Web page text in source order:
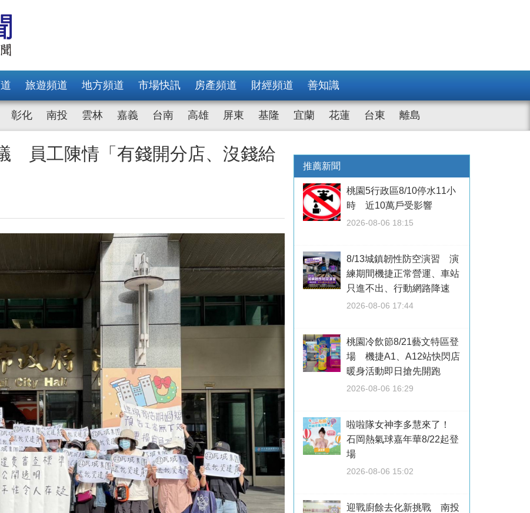
旅遊頻道 地方頻道 市場快訊 房產頻道 財經頻道 善知識
彰化 南投 雲林 嘉義 台南 高雄 屏東 基隆 宜蘭 花蓮 台東 離島
員工陳情「有錢開分店、沒錢給
推薦新聞
桃園5行政區8/10停水11小
時 近10萬戶受影響
2026-08-06 18:15
8/13城鎮韌性防空演習 演
練期間機捷正常營運、車站
只進不出、行動網路降速
2026-08-06 17:44
桃園冷飲節8/21藝文特區登
場 機捷A1、A12站快閃店
暖身活動即日搶先開跑
2026-08-06 16:29
啦啦隊女神李多慧來了！
石岡熱氣球嘉年華8/22起登
場
2026-08-06 15:02
迎戰廚餘去化新挑戰 南投